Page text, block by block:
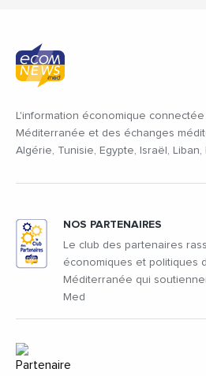
L'information économique
Méditerranée et des échanges
Algérie, Tunisie, Egypte, Israël,
NOS PARTENAIRES
Le club des partenaires
économiques et politiques
Méditerranée qui
Med